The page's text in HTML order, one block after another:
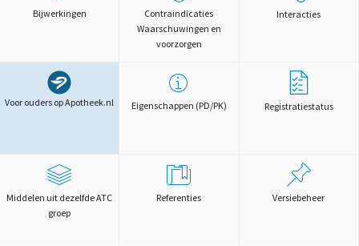
Bijwerkingen
Contraindicaties
Waarschuwingen en
voorzorgen
Interacties
Voor ouders op Apotheek.nl Eigenschappen (PD/PK) Registratiestatus
Middelen uit dezelfde ATC
groep
Referenties Versiebeheer